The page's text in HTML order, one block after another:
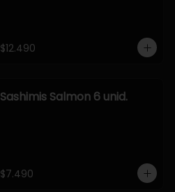
$12.490
Sashimis Salmon 6 unid.
$7.490